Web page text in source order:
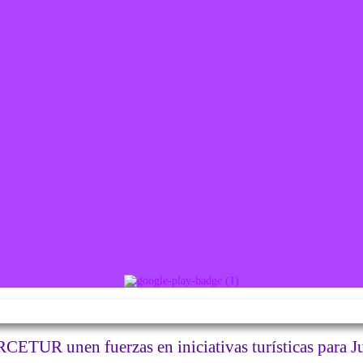
unen fuerzas en iniciativas turísticas para